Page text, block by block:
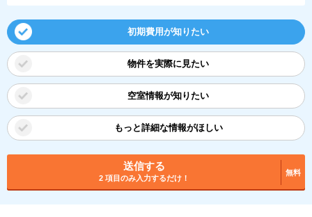
初期費用が知りたい
物件を実際に見たい
空室情報が知りたい
もっと詳細な情報がほしい
送信する
2 項目のみ入力するだけ！
無料